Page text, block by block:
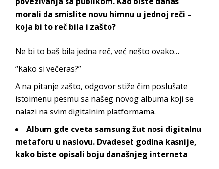
morali da smislite novu himnu u jednoj reči –
koja bi to reč bila i zašto?
Ne bi to baš bila jedna reč, već nešto ovako…
“Kako si večeras?”
A na pitanje zašto, odgovor stiže čim poslušate
istoimenu pesmu sa našeg novog albuma koji se
nalazi na svim digitalnim platformama.
Album gde cveta samsung žut nosi digitalnu
metaforu u naslovu. Dvadeset godina kasnije,
kako biste opisali boju današnjeg interneta